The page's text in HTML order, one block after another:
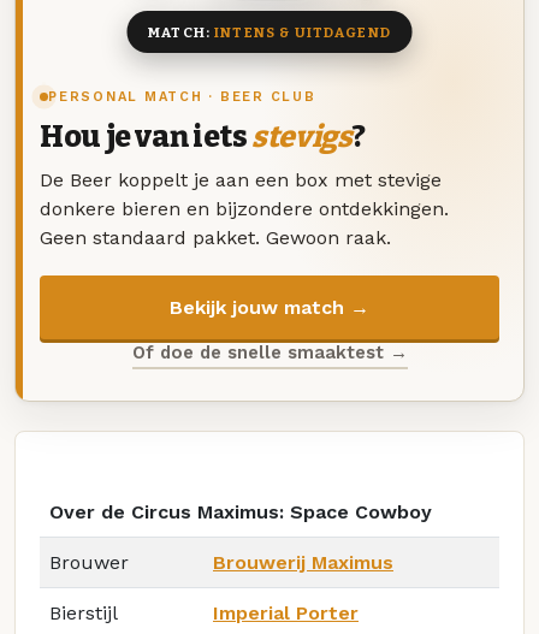
PERSONAL MATCH · BEER CLUB
Hou je van ietsstevigs?
De Beer koppelt je aan een box met stevige
donkere bieren en bijzondere ontdekkingen.
Geen standaard pakket. Gewoon raak.
Bekijk jouw match →
Of doe de snelle smaaktest →
MATCH:INTENS & UITDAGEND
Over de Circus Maximus: Space Cowboy
Brouwer Brouwerij Maximus
Bierstijl Imperial Porter